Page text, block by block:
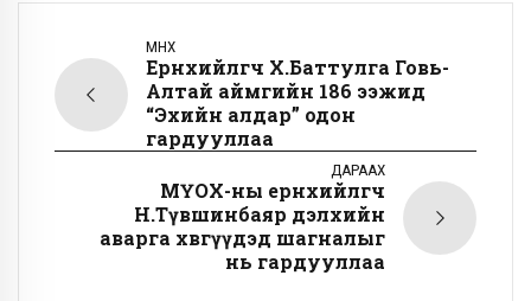
ӨМНӨХ
Ерөнхийлөгч Х.Баттулга Говь-
Алтай аймгийн 186 ээжид
“Эхийн алдар” одон
гардууллаа
ДАРААХ
МҮОХ-ны ерөнхийлөгч
Н.Түвшинбаяр дэлхийн
аварга хөвгүүдэд шагналыг
нь гардууллаа